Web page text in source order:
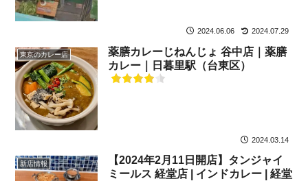
2024.06.06 2024.07.29
東京のカレー店
薬膳カレーじねんじょ 谷中店｜薬膳
カレー｜日暮里駅（台東区）
2024.03.14
新店情報
【2024年2月11日開店】タンジャイ
ミールス 経堂店 | インドカレー | 経堂